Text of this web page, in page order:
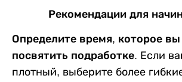
Рекомендации для
Определите время, которое
посвятить подработке. Если
плотный, выберите более